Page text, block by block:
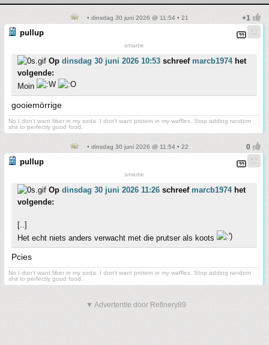
• dinsdag 30 juni 2026 @ 11:54 • 21
pullup
smartie
Op dinsdag 30 juni 2026 10:53 schreef marcb1974het
volgende:
Moin
gooiemörrige
No I don't want fiber in my soda. I don't want protein in my waffles. Stop adding random
shit to perfectly good food.
• dinsdag 30 juni 2026 @ 11:54 • 22
pullup
smartie
Op dinsdag 30 juni 2026 11:26 schreef marcb1974het
volgende:
[..]
Het echt niets anders verwacht met die prutser als koots
Pcies
No I don't want fiber in my soda. I don't want protein in my waffles. Stop adding random
shit to perfectly good food.
▼ Advertentie door Refinery89